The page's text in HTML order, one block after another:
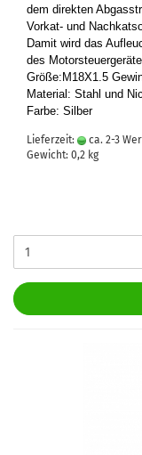
dem di­rek­ten
Vorkat-​ und
Damit wird das
des
Größe:M18X1.5
Ma­te­ri­al: Stahl und
Farbe: Sil­ber
Lieferzeit: ca. 2-3
Gewicht: 0,2 kg